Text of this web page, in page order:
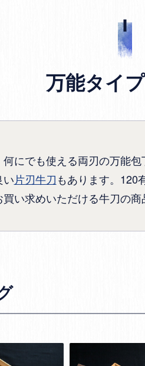
万能タイ
にでも使える両刃の万能包
い片刃牛刀もあります。120
買い求めいただける牛刀の商